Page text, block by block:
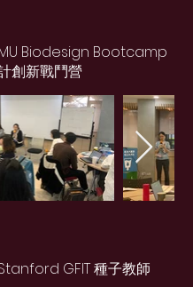
Biodesign Bootcamp
創新戰鬥營
GFIT 種子教師